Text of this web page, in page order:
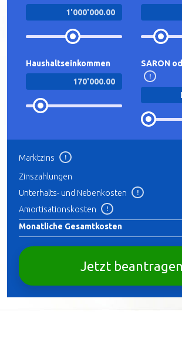
Haushaltseinkommen SARON
!
Marktzins !
Zinszahlungen
Unterhalts- und Nebenkosten
!
Amortisationskosten
!
Monatliche Gesamtkosten
Jetzt beantragen